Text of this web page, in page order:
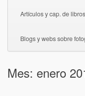
Artículos y cap. de libros
Blogs y webs sobre
Mes: enero